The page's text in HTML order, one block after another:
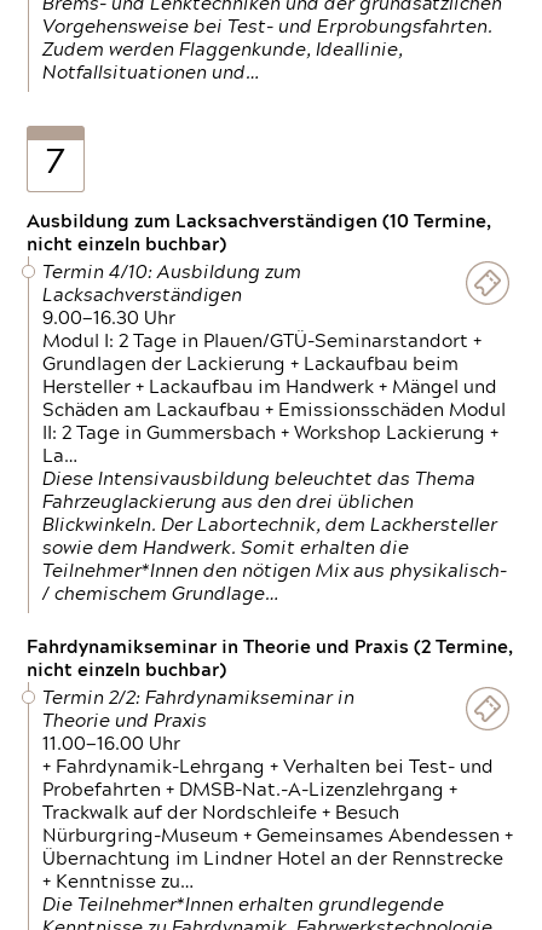
Brems- und Lenktechniken und der grundsätzlichen
Vorgehensweise bei Test- und Erprobungsfahrten.
Zudem werden Flaggenkunde, Ideallinie,
Notfallsituationen und…
7
Ausbildung zum Lacksachverständigen (10 Termine,
nicht einzeln buchbar)
Termin 4/10: Ausbildung zum
Lacksachverständigen
9.00—16.30 Uhr
Modul I: 2 Tage in Plauen/GTÜ-Seminarstandort +
Grundlagen der Lackierung + Lackaufbau beim
Hersteller + Lackaufbau im Handwerk + Mängel und
Schäden am Lackaufbau + Emissionsschäden Modul
II: 2 Tage in Gummersbach + Workshop Lackierung +
La…
Diese Intensivausbildung beleuchtet das Thema
Fahrzeuglackierung aus den drei üblichen
Blickwinkeln. Der Labortechnik, dem Lackhersteller
sowie dem Handwerk. Somit erhalten die
Teilnehmer*Innen den nötigen Mix aus physikalisch-
/ chemischem Grundlage…
Fahrdynamikseminar in Theorie und Praxis (2 Termine,
nicht einzeln buchbar)
Termin 2/2: Fahrdynamikseminar in
Theorie und Praxis
11.00—16.00 Uhr
+ Fahrdynamik-Lehrgang + Verhalten bei Test- und
Probefahrten + DMSB-Nat.-A-Lizenzlehrgang +
Trackwalk auf der Nordschleife + Besuch
Nürburgring-Museum + Gemeinsames Abendessen +
Übernachtung im Lindner Hotel an der Rennstrecke
+ Kenntnisse zu…
Die Teilnehmer*Innen erhalten grundlegende